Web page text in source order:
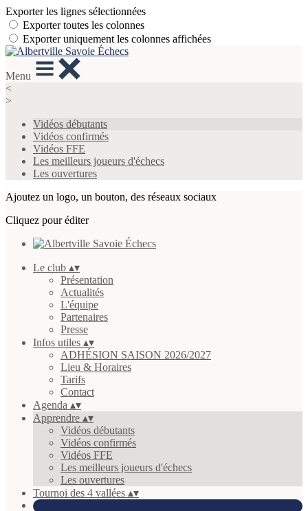
Exporter les lignes sélectionnées
Exporter toutes les colonnes
Exporter uniquement les colonnes affichées
Menu
<
>
Vidéos débutants
Vidéos confirmés
Vidéos FFE
Les meilleurs joueurs d'échecs
Les ouvertures
Ajoutez un logo, un bouton, des réseaux sociaux
Cliquez pour éditer
Le club ▴▾
Présentation
Actualités
L'équipe
Partenaires
Presse
Infos utiles ▴▾
ADHÉSION SAISON 2026/2027
Lieu & Horaires
Tarifs
Contact
Agenda ▴▾
Apprendre ▴▾
Vidéos débutants
Vidéos confirmés
Vidéos FFE
Les meilleurs joueurs d'échecs
Les ouvertures
Tournoi des 4 vallées ▴▾